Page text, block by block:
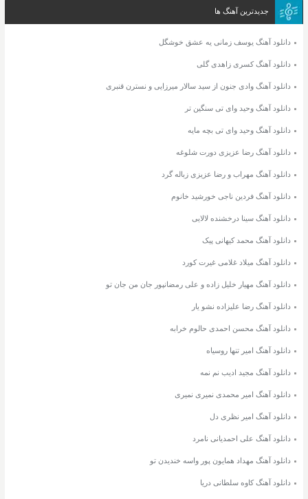
جدیدترین آهنگ ها
دانلود آهنگ یوسف زمانی یه عشق خوشگل
دانلود آهنگ کسری زاهدی گلی
دانلود آهنگ وادی جنون از سید سالار میرزایی و نسترن قنبری
دانلود آهنگ وحید وای تی سنگین تر
دانلود آهنگ وحید وای تی بچه مایه
دانلود آهنگ رضا عزیزی دورت شلوغه
دانلود آهنگ مهراب و رضا عزیزی زباله گرد
دانلود آهنگ فردین ناجی خورشید خانوم
دانلود آهنگ سینا درخشنده لالایی
دانلود آهنگ محمد کیهانی پیک
دانلود آهنگ میلاد غلامی غیرت کورد
دانلود آهنگ مهیار خلیل زاده و علی رمضانپور جان من جان تو
دانلود آهنگ رضا علیزاده نشو یار
دانلود آهنگ محسن احمدی حالوم خرابه
دانلود آهنگ امیر تنها روسیاه
دانلود آهنگ مجید ادیب نم نمه
دانلود آهنگ امیر محمدی نمیری نمیری
دانلود آهنگ امیر نظری دل
دانلود آهنگ علی احمدیانی نامرد
دانلود آهنگ مهداد همایون پور واسه خندیدن تو
دانلود آهنگ کاوه سلطانی دریا